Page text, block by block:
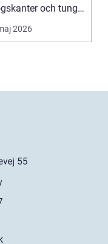
och tunga
2026